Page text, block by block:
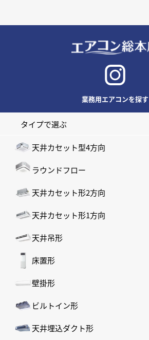
業務用エアコンを探す
タイプで選ぶ
天井カセット型4方向
ラウンドフロー
天井カセット形2方向
天井カセット形1方向
天井吊形
床置形
壁掛形
ビルトイン形
天井埋込ダクト形